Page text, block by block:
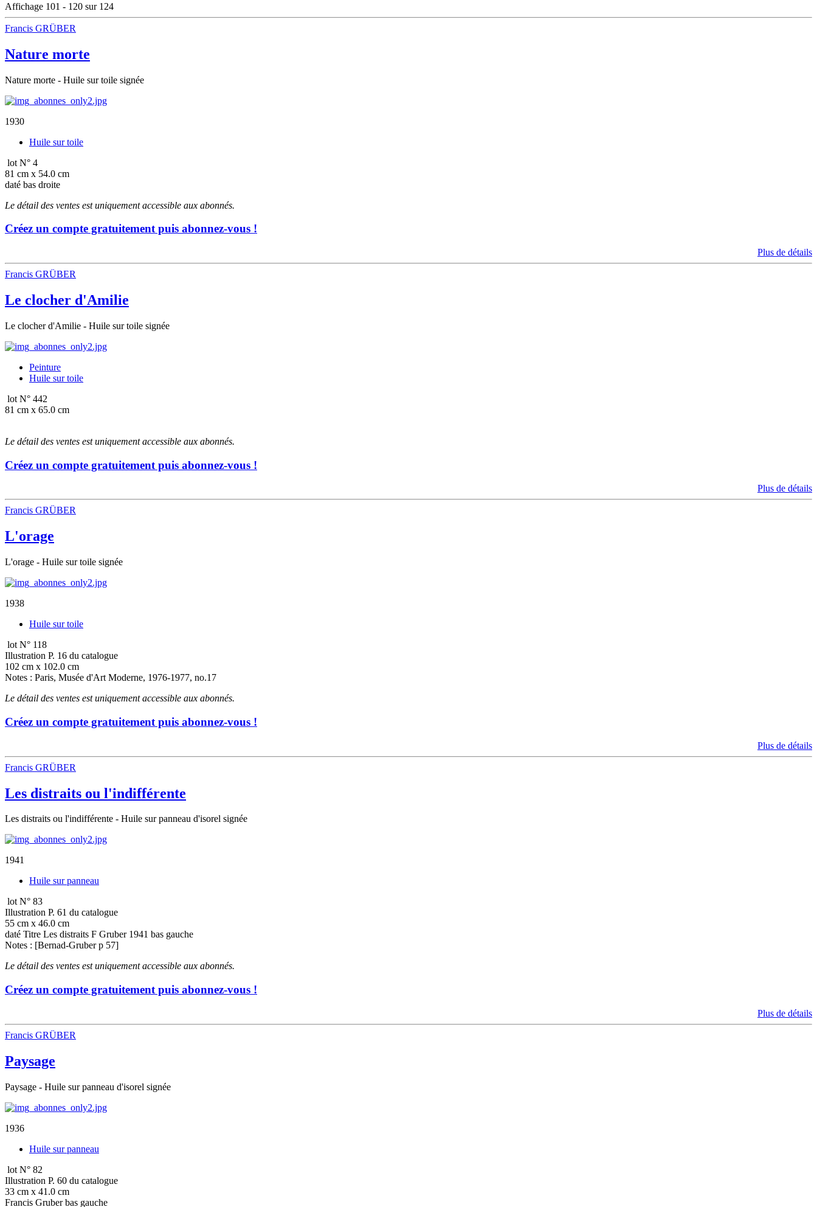
Affichage 101 - 120 sur 124
Francis GRÜBER
Nature morte
Nature morte - Huile sur toile signée
1930
Huile sur toile
lot N° 4
81 cm x 54.0 cm
daté bas droite
Le détail des ventes est uniquement accessible aux abonnés.
Créez un compte gratuitement puis abonnez-vous !
Plus de détails
Francis GRÜBER
Le clocher d'Amilie
Le clocher d'Amilie - Huile sur toile signée
Peinture
Huile sur toile
lot N° 442
81 cm x 65.0 cm
Le détail des ventes est uniquement accessible aux abonnés.
Créez un compte gratuitement puis abonnez-vous !
Plus de détails
Francis GRÜBER
L'orage
L'orage - Huile sur toile signée
1938
Huile sur toile
lot N° 118
Illustration P. 16 du catalogue
102 cm x 102.0 cm
Notes : Paris, Musée d'Art Moderne, 1976-1977, no.17
Le détail des ventes est uniquement accessible aux abonnés.
Créez un compte gratuitement puis abonnez-vous !
Plus de détails
Francis GRÜBER
Les distraits ou l'indifférente
Les distraits ou l'indifférente - Huile sur panneau d'isorel signée
1941
Huile sur panneau
lot N° 83
Illustration P. 61 du catalogue
55 cm x 46.0 cm
daté Titre Les distraits F Gruber 1941 bas gauche
Notes : [Bernad-Gruber p 57]
Le détail des ventes est uniquement accessible aux abonnés.
Créez un compte gratuitement puis abonnez-vous !
Plus de détails
Francis GRÜBER
Paysage
Paysage - Huile sur panneau d'isorel signée
1936
Huile sur panneau
lot N° 82
Illustration P. 60 du catalogue
33 cm x 41.0 cm
Francis Gruber bas gauche